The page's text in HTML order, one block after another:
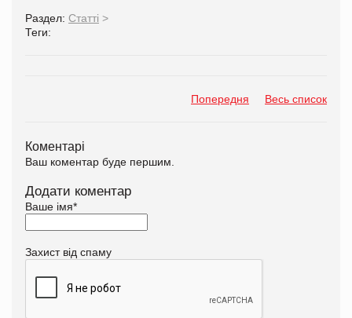
Раздел: Статті >
Теги:
Попередня Весь список
Коментарі
Ваш коментар буде першим.
Додати коментар
Ваше імя*
Захист від спаму